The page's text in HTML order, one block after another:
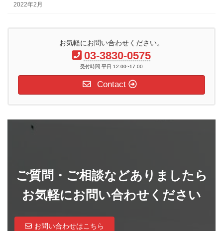
2022年2月
お気軽にお問い合わせください。
03-3830-0575
受付時間 平日 12:00~17:00
Contact
ご質問・ご相談などありましたら
お気軽にお問い合わせください
お問い合わせはこちら